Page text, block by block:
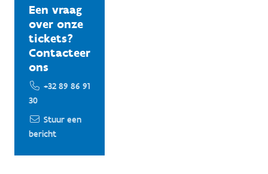
Een vraag
over onze
tickets?
Contacteer
ons
+32 89 86 91
30
Stuur een
bericht